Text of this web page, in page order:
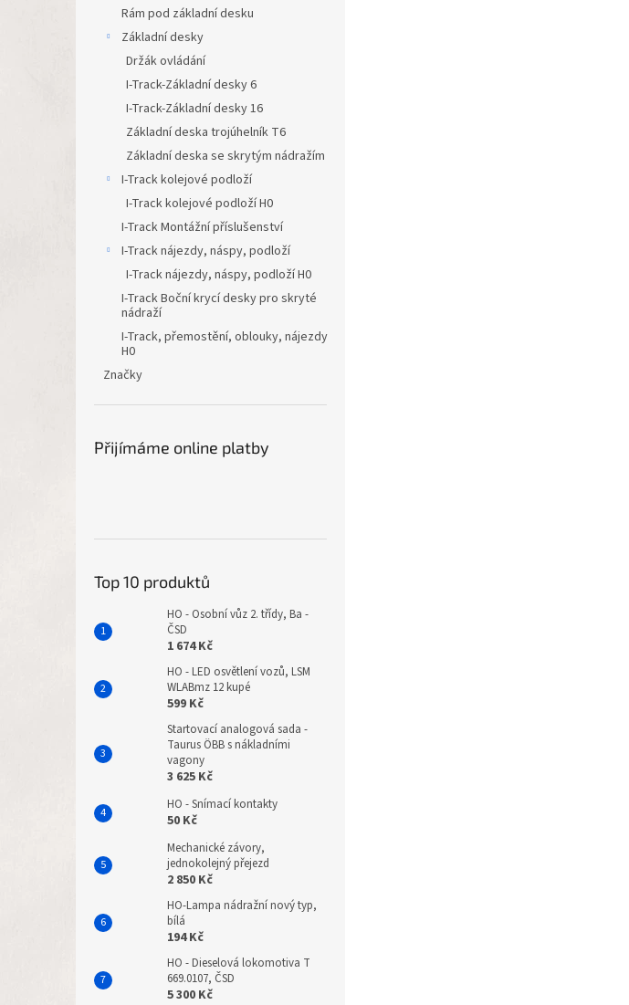
Rám pod základní desku
Základní desky
Držák ovládání
I-Track-Základní desky 6
I-Track-Základní desky 16
Základní deska trojúhelník T6
Základní deska se skrytým nádražím
I-Track kolejové podloží
I-Track kolejové podloží H0
I-Track Montážní příslušenství
I-Track nájezdy, náspy, podloží
I-Track nájezdy, náspy, podloží H0
I-Track Boční krycí desky pro skryté
nádraží
I-Track, přemostění, oblouky, nájezdy
H0
Značky
Přijímáme online platby
Top 10 produktů
HO - Osobní vůz 2. třídy, Ba -
ČSD
1 674 Kč
HO - LED osvětlení vozů, LSM
WLABmz 12 kupé
599 Kč
Startovací analogová sada -
Taurus ÖBB s nákladními
vagony
3 625 Kč
HO - Snímací kontakty
50 Kč
Mechanické závory,
jednokolejný přejezd
2 850 Kč
HO-Lampa nádražní nový typ,
bílá
194 Kč
HO - Dieselová lokomotiva T
669.0107, ČSD
5 300 Kč